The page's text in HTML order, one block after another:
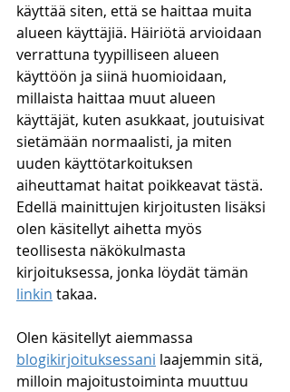
käyttää siten, että se haittaa muita
alueen käyttäjiä. Häiriötä arvioidaan
verrattuna tyypilliseen alueen
käyttöön ja siinä huomioidaan,
millaista haittaa muut alueen
käyttäjät, kuten asukkaat, joutuisivat
sietämään normaalisti, ja miten
uuden käyttötarkoituksen
aiheuttamat haitat poikkeavat tästä.
Edellä mainittujen kirjoitusten lisäksi
olen käsitellyt aihetta myös
teollisesta näkökulmasta
kirjoituksessa, jonka löydät tämän
linkin takaa.
Olen käsitellyt aiemmassa
blogikirjoituksessani laajemmin sitä,
milloin majoitustoiminta muuttuu